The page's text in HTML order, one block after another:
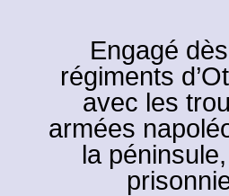
Engagé
régiments
avec les
armées
la